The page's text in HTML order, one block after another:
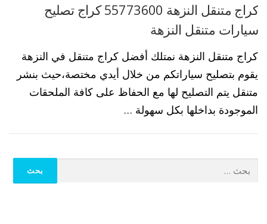
كراج متنقل النزهة 55773600 كراج تصليح
سيارات متنقل النزهة
كراج متنقل النزهة نمتلك أفضل كراج متنقل في النزهة
يقوم بتصليح سياراتكم من خلال أيدي مختصة،حيث بنشر
متنقل يتم التصليح لها مع الحفاظ على كافة الملحقات
الموجودة بداخلها بكل سهولة …